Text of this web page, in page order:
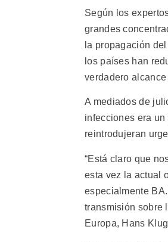
Según los
grandes
la propagación
los países han
verdadero
A mediados de
infecciones era
reintrodujeran
“Está claro que
esta vez la actual
especialmente
transmisión sobre
Europa, Hans